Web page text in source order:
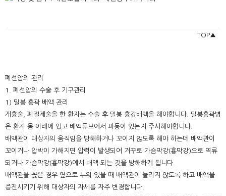
TOP▲
폐선암의 관리
1. 폐선암의 수술 후 기구관리
1) 밀봉 흉곽 배액 관리
개흉술, 폐절제술을 한 환자는 수술 후 밀봉 흉강배액을 해야합니다. 밀봉흉곽병
은 환자 몸 아래에 있고 배액튜브에서 파동이 있는지 주시해야합니다.
배액관이 대상자의 움직임을 방해하거나 꼬이지 않도록 해야 하는데 배액관이
꼬이거나 압박이 가해지면 압력이 발생되어 거꾸로 가슴막강(흉막강)으로 역류
되거나 가슴막강(흉막강)에서 배액 되는 것을 방해하게 됩니다.
배액관을 꽂은 경우 옆으로 누워 있을 때 배액관이 눌리지 않도록 하고 배액을
증진시키기 위해 대상자의 자세를 자주 변경합니다.